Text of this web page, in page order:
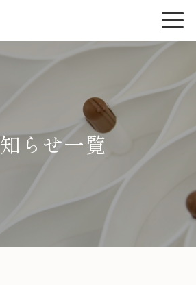
らせ一覧